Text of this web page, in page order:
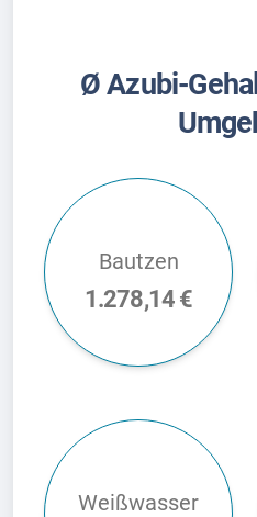
Ø Azubi-
Bautzen
1.278,14 €
Weißwasser